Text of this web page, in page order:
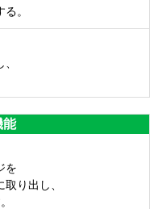
。
能
を
り出し、